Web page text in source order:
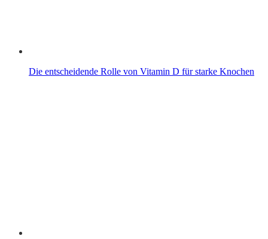
Die entscheidende Rolle von Vitamin D für starke Knochen